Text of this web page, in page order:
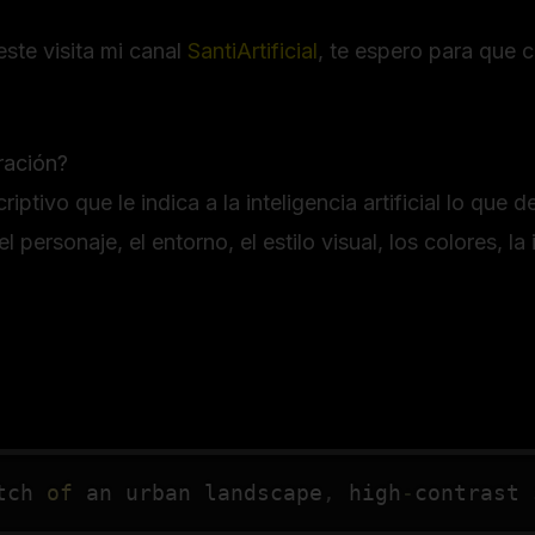
visita mi canal SantiArtificial, te espero para que
que le indica a la inteligencia artificial lo que
personaje, el entorno, el estilo visual, los colores, la
of an urban landscape , high - contrast